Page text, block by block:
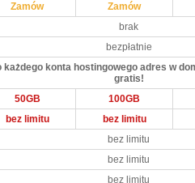
Zamów
Zamów
brak
bezpłatnie
każdego konta hostingowego adres w
gratis!
50GB 100GB
bez limitu bez limitu
bez limitu
bez limitu
bez limitu